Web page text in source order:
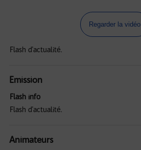
Regarder la vidéo
Flash d'actualité.
Emission
Flash info
Flash d'actualité.
Animateurs